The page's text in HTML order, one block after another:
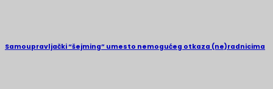
Samoupravljački “šejming” umesto nemogućeg otkaza (ne)radnicima